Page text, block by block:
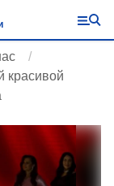
красивой